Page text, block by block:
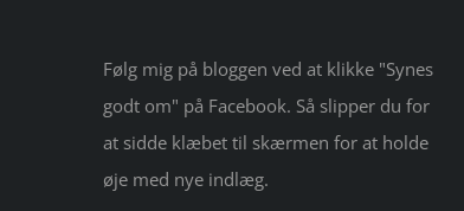
Følg mig på bloggen ved at klikke "Synes
godt om" på Facebook. Så slipper du for
at sidde klæbet til skærmen for at holde
øje med nye indlæg.